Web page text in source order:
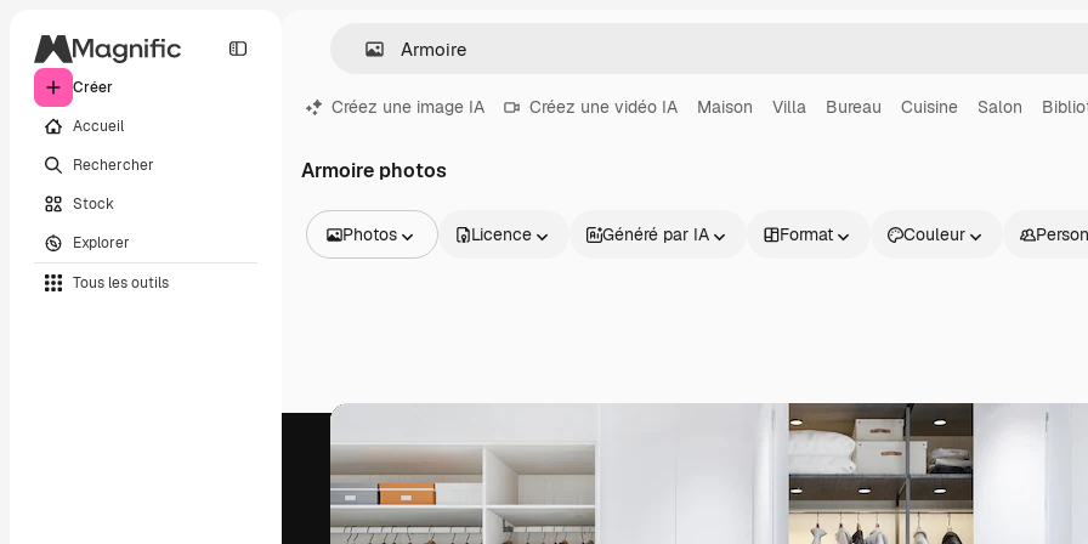
Créer
Accueil
Rechercher
Stock
Explorer
Tous les outils
Créez une image IA Créez une vidéo IA Maison Villa Bureau Cuisine Salon
Armoire photos
Photos
Vidéos
Graphiques animés
Templates vidéos
Icônes
Modèles 3D
Polices
Licence Généré par IA Format Couleur
Produits Commencer